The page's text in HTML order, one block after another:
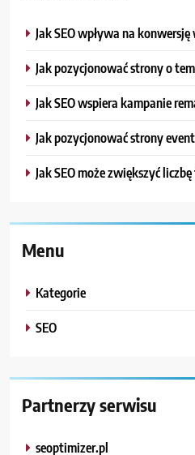
Jak SEO wpływa na
Jak pozycjonować strony o
Jak SEO wspiera kampanie
Jak pozycjonować strony
Jak SEO może zwiększyć
Menu
Kategorie
SEO
Partnerzy serwisu
seoptimizer.pl